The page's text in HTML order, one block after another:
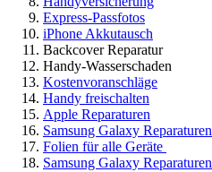
Express-Passfotos
iPhone Akkutausch
Backcover Reparatur
Handy-Wasserschaden
Kostenvoranschläge
Handy freischalten
Apple Reparaturen
Samsung Galaxy Reparaturen
Folien für alle Geräte
Samsung Galaxy Reparaturen